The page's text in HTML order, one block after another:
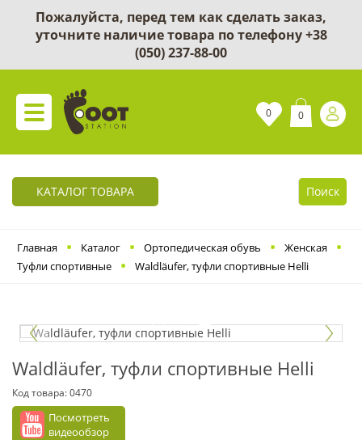
Пожалуйста, перед тем как сделать заказ,
уточните наличие товара по телефону+38
(050) 237-88-00
0 0
КАТАЛОГ ТОВАРА Поиск
Главная Каталог Ортопедическая обувь
Женская
Туфли спортивные
Waldläufer, туфли спортивные Helli
Waldläufer, туфли спортивные Helli
Код товара:0470
Посмотреть
видеообзор